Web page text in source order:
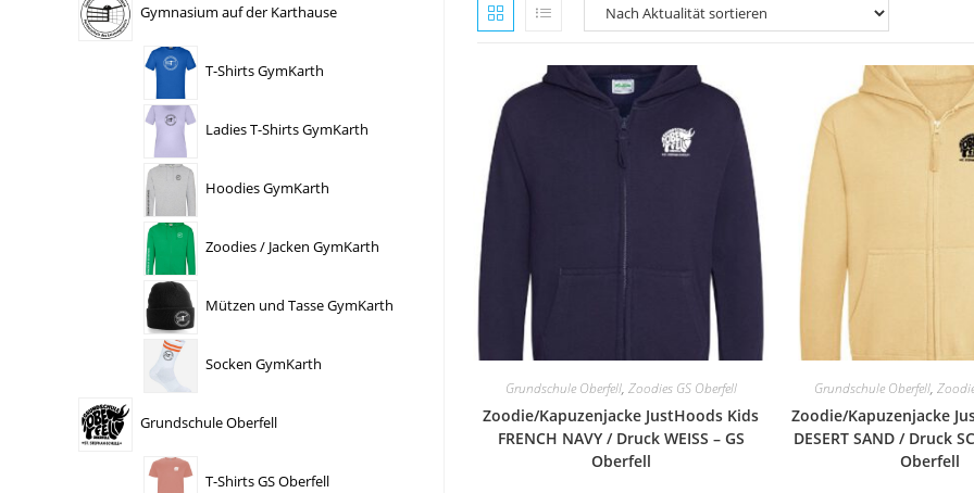
Gymnasium auf der Karthause
T-Shirts GymKarth
Ladies T-Shirts GymKarth
Hoodies GymKarth
Zoodies / Jacken GymKarth
Mützen und Tasse GymKarth
Socken GymKarth
Grundschule Oberfell
T-Shirts GS Oberfell
Grundschule Oberfell, Zoodies GS Oberfell
Zoodie/Kapuzenjacke JustHoods Kids
FRENCH NAVY / Druck WEISS – GS
Oberfell
Grundschule Oberfell,
Zoodie/Kapuzenjacke
DESERT SAND / Druck
Oberfell